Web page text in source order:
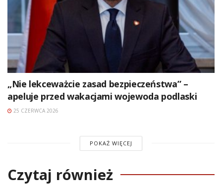
„Nie lekceważcie zasad bezpieczeństwa” –
apeluje przed wakacjami wojewoda podlaski
25 CZERWCA 2026
POKAŻ WIĘCEJ
Czytaj również